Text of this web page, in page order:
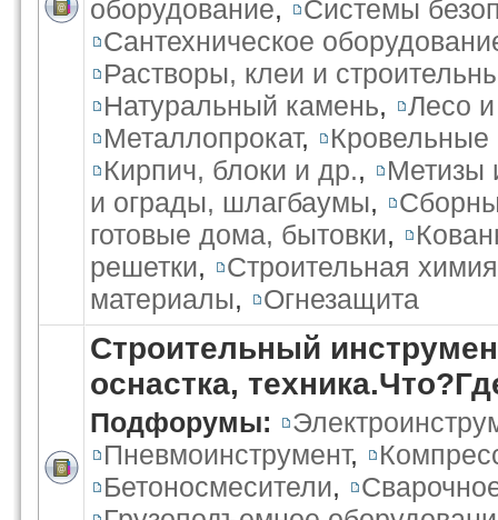
оборудование,
Системы
Сантехническое
Растворы, клеи и
Натуральный камень,
Лесо
Металлопрокат,
Кирпич, блоки и др.,
Метизы
и ограды, шлагбаумы,
готовые дома, бытовки,
решетки,
Строительная химия
материалы, Огнезащита
Строительный
оснастка,
Подфорумы:
Пневмоинструмент,
Бетоносмесители,